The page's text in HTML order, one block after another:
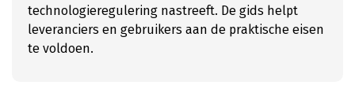
technologieregulering nastreeft. De gids helpt
leveranciers en gebruikers aan de praktische eisen
te voldoen.